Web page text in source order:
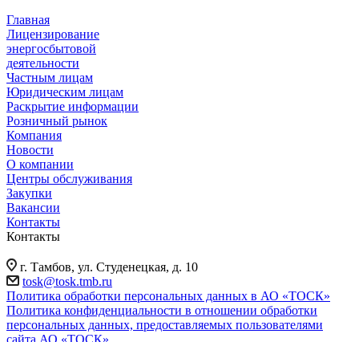
Главная
Лицензирование
энергосбытовой
деятельности
Частным лицам
Юридическим лицам
Раскрытие информации
Розничный рынок
Компания
Новости
О компании
Центры обслуживания
Закупки
Вакансии
Контакты
Контакты
г. Тамбов, ул. Студенецкая, д. 10
tosk@tosk.tmb.ru
Политика обработки персональных данных в АО «ТОСК»
Политика конфиденциальности в отношении обработки
персональных данных, предоставляемых пользователями
сайта АО «ТОСК»